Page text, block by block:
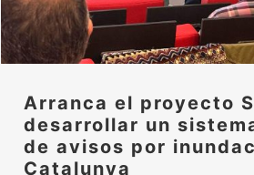
Arranca el proyecto
desarrollar un
de avisos por
Catalunya